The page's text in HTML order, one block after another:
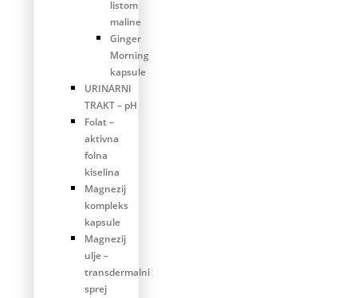
listom
maline
Ginger
Morning
kapsule
URINARNI
TRAKT – pH
Folat –
aktivna
folna
kiselina
Magnezij
kompleks
kapsule
Magnezij
ulje –
transdermalni
sprej